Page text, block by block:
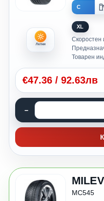
Летни
C
XL
Скоростен
Товарен
€47.36 / 92.63лв
MC545